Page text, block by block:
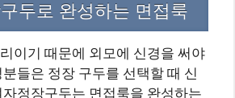
두로 완성하는 면접룩
이기 때문에 외모에 신경을 써야
들은 정장 구두를 선택할 때 신
정장구두는 면접룩을 완성하는